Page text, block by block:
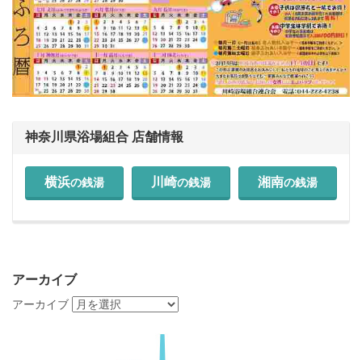
神奈川県浴場組合 店舗情報
横浜の銭湯 川崎の銭湯 湘南の銭湯
アーカイブ
アーカイブ